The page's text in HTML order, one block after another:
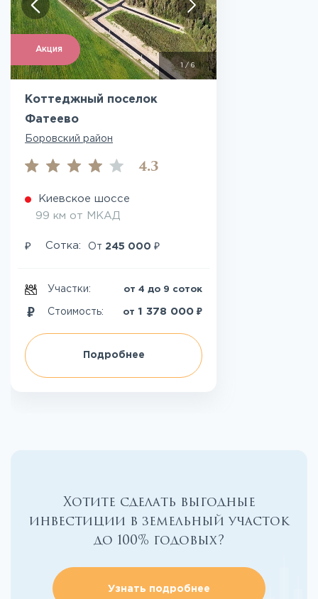
Акция
/6
Коттеджный поселок
Фатеево
Боровский район
4.3
Киевское шоссе
99 км от МКАД
₽ Сотка: От 245 000 ₽
Участки: от 4 до 9 соток
Стоимость: от 1 378 000 ₽
Подробнее
Хотите сделать выгодные
инвестиции в земельный участок
до 100% годовых?
Узнать подробнее